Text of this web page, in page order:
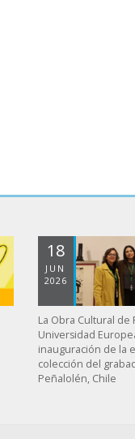
18
JUN
2026
La Obra Cultural de
Universidad
inauguración de la
colección del
Peñalolén, Chile